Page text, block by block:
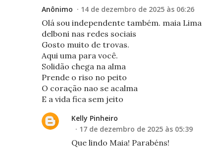
Anônimo 14 de dezembro de 2025 às 06:26
Olá sou independente também. maia Lima
delboni nas redes sociais
Gosto muito de trovas.
Aqui uma para você.
Solidão chega na alma
Prende o riso no peito
O coração nao se acalma
E a vida fica sem jeito
Kelly Pinheiro
17 de dezembro de 2025 às 05:39
Que lindo Maia! Parabéns!